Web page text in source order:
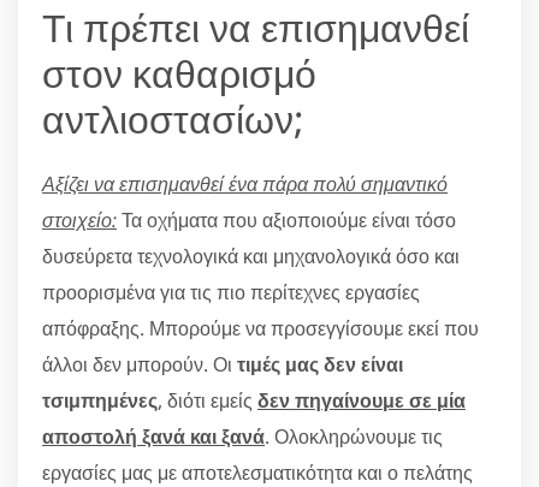
Τι πρέπει να επισημανθεί
στον καθαρισμό
αντλιοστασίων;
Αξίζει να επισημανθεί ένα πάρα πολύ σημαντικό
στοιχείο:Τα οχήματα που αξιοποιούμε είναι τόσο
δυσεύρετα τεχνολογικά και μηχανολογικά όσο και
προορισμένα για τις πιο περίτεχνες εργασίες
απόφραξης. Μπορούμε να προσεγγίσουμε εκεί που
άλλοι δεν μπορούν. Οι τιμές μας δεν είναι
τσιμπημένες, διότι εμείς δεν πηγαίνουμε σε μία
αποστολή ξανά και ξανά. Ολοκληρώνουμε τις
εργασίες μας με αποτελεσματικότητα και ο πελάτης